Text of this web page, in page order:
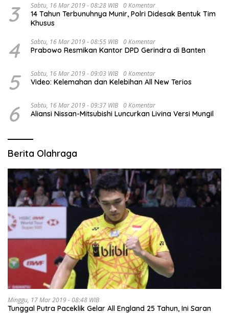
3 Sabtu, 16 Mar 2019 - 08:28 WIB 0 Komentar
14 Tahun Terbunuhnya Munir, Polri Didesak Bentuk Tim
Khusus
4 Sabtu, 16 Mar 2019 - 08:55 WIB 0 Komentar
Prabowo Resmikan Kantor DPD Gerindra di Banten
5 Sabtu, 16 Mar 2019 - 09:03 WIB 0 Komentar
Video: Kelemahan dan Kelebihan All New Terios
6 Sabtu, 16 Mar 2019 - 09:37 WIB 0 Komentar
Aliansi Nissan-Mitsubishi Luncurkan Livina Versi Mungil
Berita Olahraga
Minggu, 17 Mar 2019 - 08:48 WIB
Tunggal Putra Paceklik Gelar All England 25 Tahun, Ini Saran